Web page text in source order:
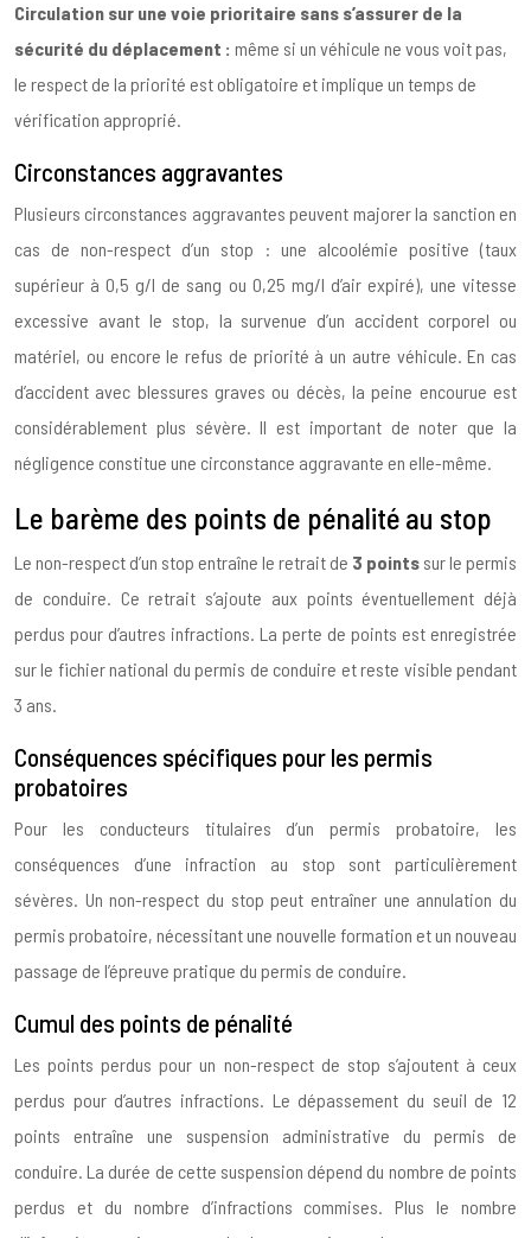
Circulation sur une voie prioritaire sans s’assurer de la
sécurité du déplacement : même si un véhicule ne vous voit pas,
le respect de la priorité est obligatoire et implique un temps de
vérification approprié.
Circonstances aggravantes
Plusieurs circonstances aggravantes peuvent majorer la sanction en
cas de non-respect d’un stop : une alcoolémie positive (taux
supérieur à 0,5 g/l de sang ou 0,25 mg/l d’air expiré), une vitesse
excessive avant le stop, la survenue d’un accident corporel ou
matériel, ou encore le refus de priorité à un autre véhicule. En cas
d’accident avec blessures graves ou décès, la peine encourue est
considérablement plus sévère. Il est important de noter que la
négligence constitue une circonstance aggravante en elle-même.
Le barème des points de pénalité au stop
Le non-respect d’un stop entraîne le retrait de 3 points sur le permis
de conduire. Ce retrait s’ajoute aux points éventuellement déjà
perdus pour d’autres infractions. La perte de points est enregistrée
sur le fichier national du permis de conduire et reste visible pendant
3 ans.
Conséquences spécifiques pour les permis
probatoires
Pour les conducteurs titulaires d’un permis probatoire, les
conséquences d’une infraction au stop sont particulièrement
sévères. Un non-respect du stop peut entraîner une annulation du
permis probatoire, nécessitant une nouvelle formation et un nouveau
passage de l’épreuve pratique du permis de conduire.
Cumul des points de pénalité
Les points perdus pour un non-respect de stop s’ajoutent à ceux
perdus pour d’autres infractions. Le dépassement du seuil de 12
points entraîne une suspension administrative du permis de
conduire. La durée de cette suspension dépend du nombre de points
perdus et du nombre d’infractions commises. Plus le nombre